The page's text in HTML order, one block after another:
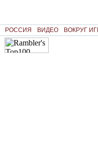
РОССИЯ ВИДЕО ВОКРУГ